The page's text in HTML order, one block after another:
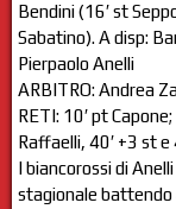
Bendini (16′ st
Sabatino). A disp:
Pierpaolo Anelli
ARBITRO: Andrea
RETI: 10′ pt
Raffaelli, 40′ +3 st e
I biancorossi di
stagionale battendo